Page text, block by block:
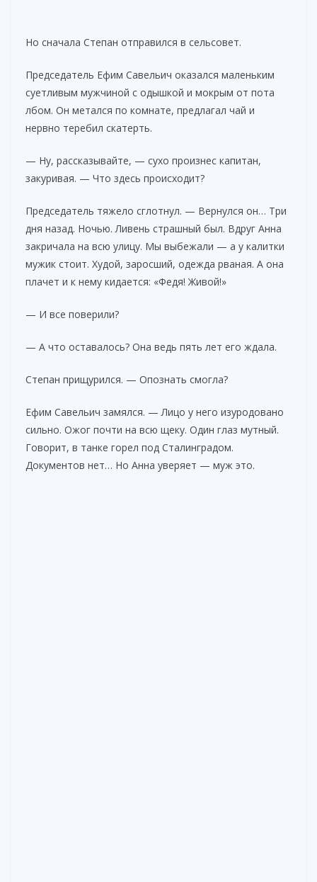
Но сначала Степан отправился в сельсовет.
Председатель Ефим Савельич оказался маленьким
суетливым мужчиной с одышкой и мокрым от пота
лбом. Он метался по комнате, предлагал чай и
нервно теребил скатерть.
— Ну, рассказывайте, — сухо произнес капитан,
закуривая. — Что здесь происходит?
Председатель тяжело сглотнул. — Вернулся он… Три
дня назад. Ночью. Ливень страшный был. Вдруг Анна
закричала на всю улицу. Мы выбежали — а у калитки
мужик стоит. Худой, заросший, одежда рваная. А она
плачет и к нему кидается: «Федя! Живой!»
— И все поверили?
— А что оставалось? Она ведь пять лет его ждала.
Степан прищурился. — Опознать смогла?
Ефим Савельич замялся. — Лицо у него изуродовано
сильно. Ожог почти на всю щеку. Один глаз мутный.
Говорит, в танке горел под Сталинградом.
Документов нет… Но Анна уверяет — муж это.